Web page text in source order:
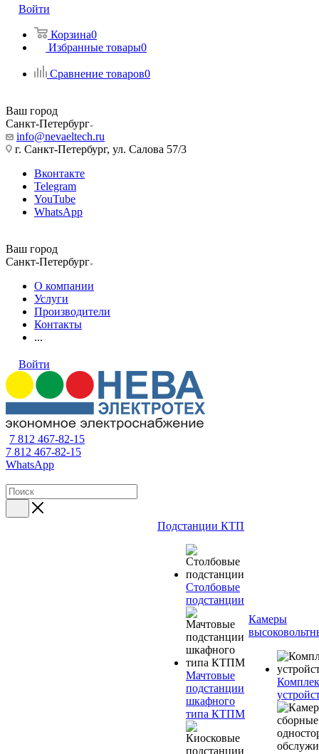
Войти
Корзина0
Избранные товары0
Сравнение товаров0
Ваш город
Санкт-Петербург
info@nevaeltech.ru
г. Санкт-Петербург, ул. Салова 57/3
Вконтакте
Telegram
YouTube
WhatsApp
Ваш город
Санкт-Петербург
О компании
Услуги
Производители
Контакты
...
Войти
7 812 467-82-15
7 812 467-82-15
WhatsApp
Подстанции КТП
Столбовые
подстанции
Мачтовые
подстанции
шкафного
типа КТПМ
Камеры